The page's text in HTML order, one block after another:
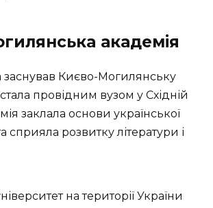
академія
заснував Києво-Могилянську
провідним вузом у Східній
заклала основи української
сприяла розвитку літератури і
на території України